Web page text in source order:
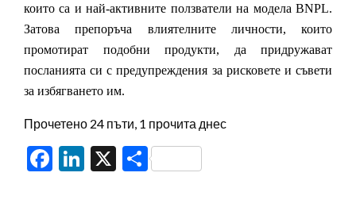
които са и най-активните ползватели на модела BNPL.
Затова препоръча влиятелните личности, които
промотират подобни продукти, да придружават
посланията си с предупреждения за рисковете и съвети
за избягването им.
Прочетено 24 пъти, 1 прочита днес
Facebook
LinkedIn
X Share